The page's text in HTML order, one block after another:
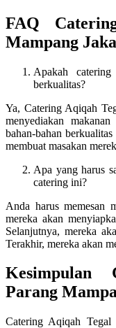
FAQ
Mampang
Apakah
berkualitas?
Ya, Catering Aqiqah
menyediakan
bahan-bahan
membuat masakan
Apa yang harus
catering ini?
Anda harus memesan
mereka akan
Selanjutnya, mereka
Terakhir, mereka akan
Kesimpulan
Parang
Catering Aqiqah Tegal